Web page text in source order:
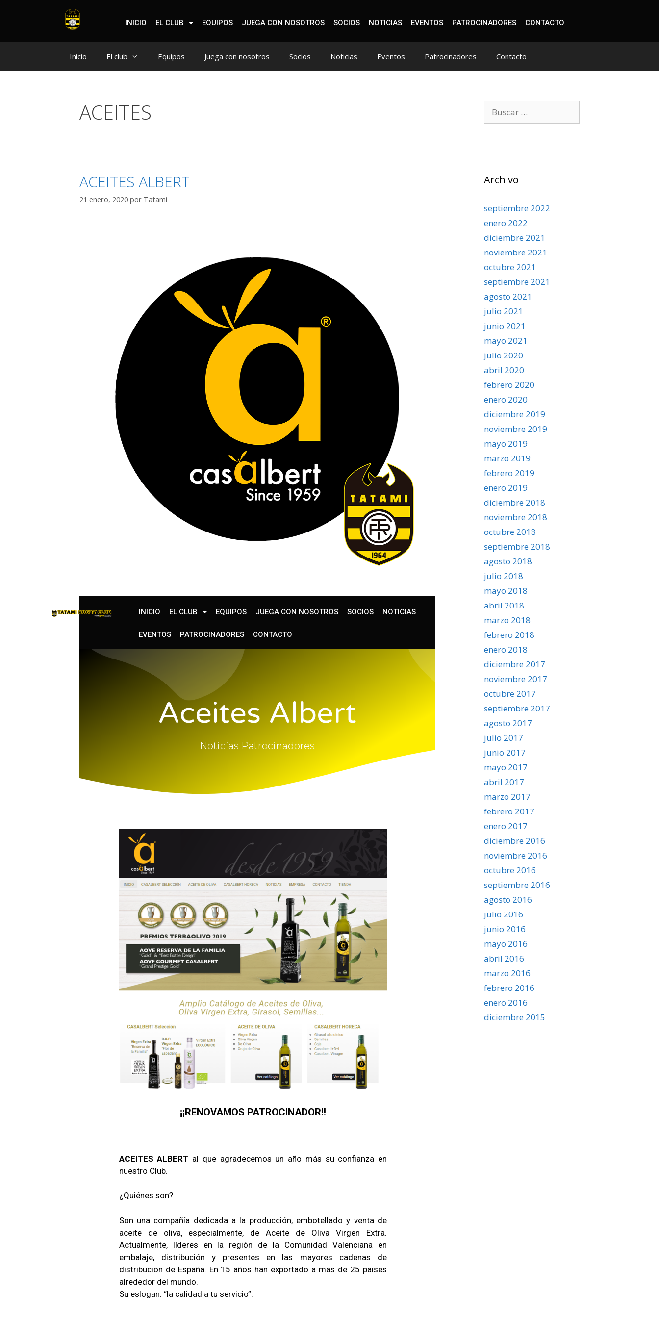
INICIO EL CLUB EQUIPOS JUEGA CON NOSOTROS SOCIOS NOTICIAS EVENTOS PATROCINADORES CONTACTO
Inicio El club Equipos Juega con nosotros Socios Noticias Eventos Patrocinadores Contacto
ACEITES
ACEITES ALBERT
21 enero, 2020 por Tatami
INICIO EL CLUB EQUIPOS JUEGA CON NOSOTROS SOCIOS NOTICIAS
EVENTOS PATROCINADORES CONTACTO
Aceites Albert
Noticias Patrocinadores
¡¡RENOVAMOS PATROCINADOR!!
ACEITES ALBERT al que agradecemos un año más su confianza en
nuestro Club.
¿Quiénes son?
Son una compañía dedicada a la producción, embotellado y venta de
aceite de oliva, especialmente, de Aceite de Oliva Virgen Extra.
Actualmente, líderes en la región de la Comunidad Valenciana en
embalaje, distribución y presentes en las mayores cadenas de
distribución de España. En 15 años han exportado a más de 25 países
alrededor del mundo.
Su eslogan: “la calidad a tu servicio”.
Archivo
septiembre 2022
enero 2022
diciembre 2021
noviembre 2021
octubre 2021
septiembre 2021
agosto 2021
julio 2021
junio 2021
mayo 2021
julio 2020
abril 2020
febrero 2020
enero 2020
diciembre 2019
noviembre 2019
mayo 2019
marzo 2019
febrero 2019
enero 2019
diciembre 2018
noviembre 2018
octubre 2018
septiembre 2018
agosto 2018
julio 2018
mayo 2018
abril 2018
marzo 2018
febrero 2018
enero 2018
diciembre 2017
noviembre 2017
octubre 2017
septiembre 2017
agosto 2017
julio 2017
junio 2017
mayo 2017
abril 2017
marzo 2017
febrero 2017
enero 2017
diciembre 2016
noviembre 2016
octubre 2016
septiembre 2016
agosto 2016
julio 2016
junio 2016
mayo 2016
abril 2016
marzo 2016
febrero 2016
enero 2016
diciembre 2015